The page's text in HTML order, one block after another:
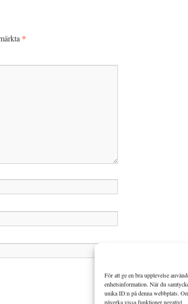
För att ge en bra upplevelse
enhetsinformation. När du
unika ID:n på denna webbplats.
påverka vissa funktioner negativt.
*